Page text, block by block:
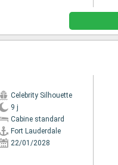
Celebrity Silhouette
9 j
Cabine standard
Fort Lauderdale
22/01/2028